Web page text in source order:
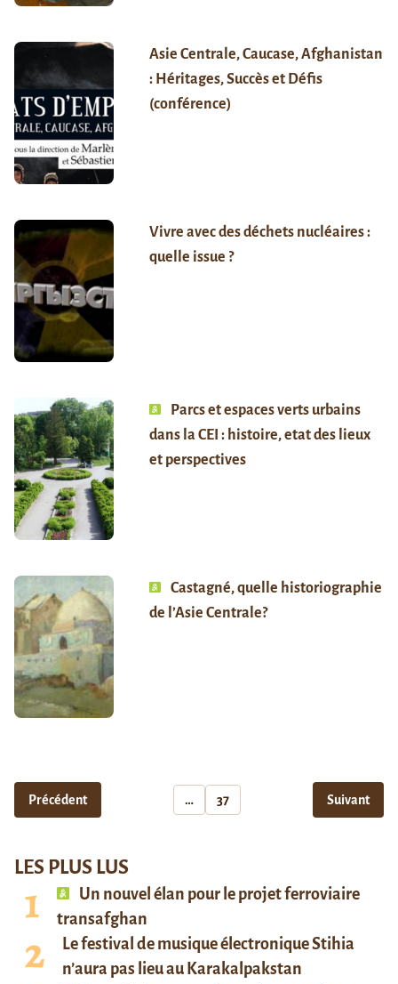
Asie Centrale, Caucase, Afghanistan
: Héritages, Succès et Défis
(conférence)
Vivre avec des déchets nucléaires :
quelle issue ?
Parcs et espaces verts urbains
dans la CEI : histoire, etat des lieux
et perspectives
Castagné, quelle historiographie
de l’Asie Centrale?
Précédent … 37 Suivant
LES PLUS LUS
Un nouvel élan pour le projet ferroviaire
transafghan
Le festival de musique électronique Stihia
n’aura pas lieu au Karakalpakstan